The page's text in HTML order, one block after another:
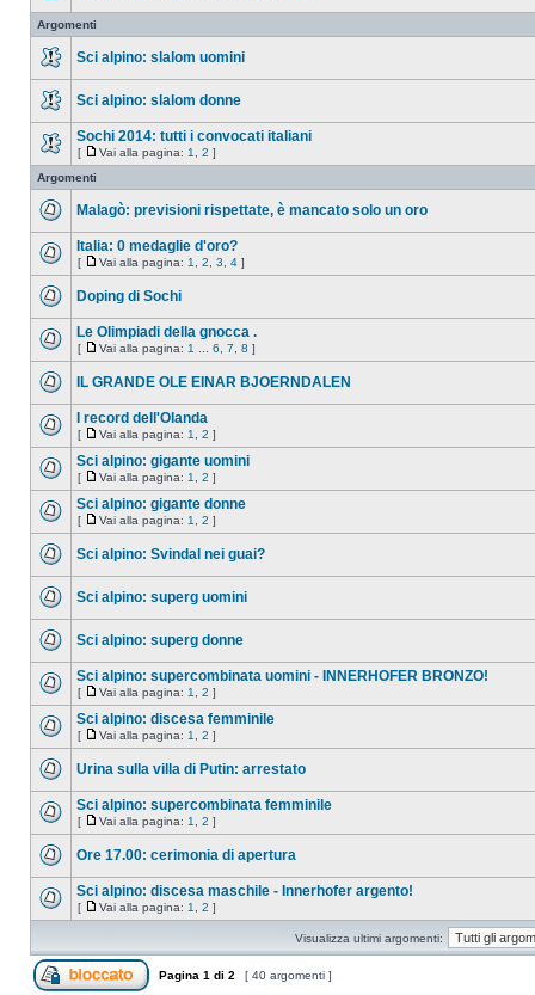
Argomenti
Sci alpino: slalom uomini
Sci alpino: slalom donne
Sochi 2014: tutti i convocati italiani
[ Vai alla pagina: 1 2 ]
Argomenti
Malagò: previsioni rispettate, è mancato solo un oro
Italia: 0 medaglie d'oro?
[ Vai alla pagina: 1 2 3 4 ]
Doping di Sochi
Le Olimpiadi della gnocca .
[ Vai alla pagina: 1 6 7 8 ]
IL GRANDE OLE EINAR BJOERNDALEN
I record dell'Olanda
[ Vai alla pagina: 1 2 ]
Sci alpino: gigante uomini
[ Vai alla pagina: 1 2 ]
Sci alpino: gigante donne
[ Vai alla pagina: 1 2 ]
Sci alpino: Svindal nei guai?
Sci alpino: superg uomini
Sci alpino: superg donne
Sci alpino: supercombinata uomini - INNERHOFER BRONZO!
[ Vai alla pagina: 1 2 ]
Sci alpino: discesa femminile
[ Vai alla pagina: 1 2 ]
Urina sulla villa di Putin: arrestato
Sci alpino: supercombinata femminile
[ Vai alla pagina: 1 2 ]
Ore 17.00: cerimonia di apertura
Sci alpino: discesa maschile - Innerhofer argento!
[ Vai alla pagina: 1 2 ]
Visualizza ultimi argomenti:
Pagina 1 di 2 [ 40 argomenti ]